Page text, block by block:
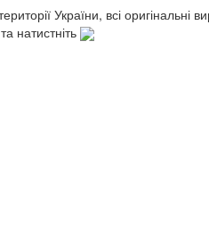
України, всі
натистніть